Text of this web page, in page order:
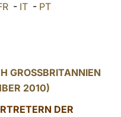
中文
LATINE
- IT - PT
GROSSBRITANNIEN
2010)
DER